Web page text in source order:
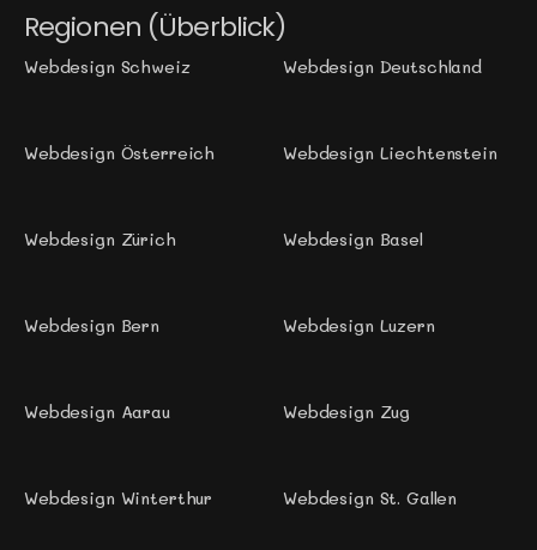
Regionen (Überblick)
Webdesign Schweiz Webdesign Deutschland
Webdesign Österreich Webdesign Liechtenstein
Webdesign Zürich Webdesign Basel
Webdesign Bern Webdesign Luzern
Webdesign Aarau Webdesign Zug
Webdesign Winterthur Webdesign St. Gallen